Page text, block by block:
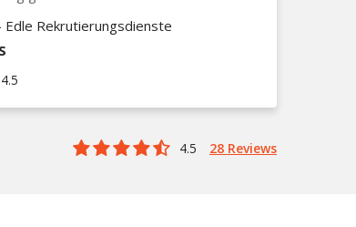
Edle Rekrutierungsdienste
4.5
4.5 28 Reviews